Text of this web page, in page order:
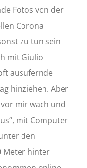
Fotos von der
Corona
zu tun sein
mit Giulio
ausufernde
hinziehen. Aber
mir wach und
mit Computer
den
Meter hinter